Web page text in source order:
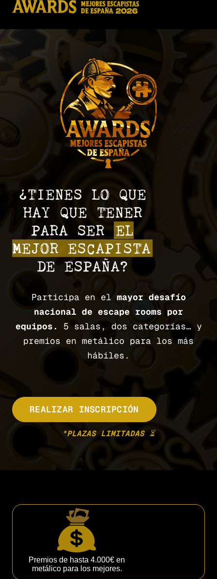
¿TIENES LO QUE
HAY QUE TENER
PARA SER
EL
MEJOR ESCAPISTA
DE ESPAÑA?
Participa en el mayor desafío
nacional de escape rooms por
equipos.
5 salas, dos categorías… y
premios en metálico para los más
hábiles.
REALIZAR INSCRIPCIÓN
*PLAZAS LIMITADAS ⏳
Premios de hasta 4.000€ en
metálico para los mejores.